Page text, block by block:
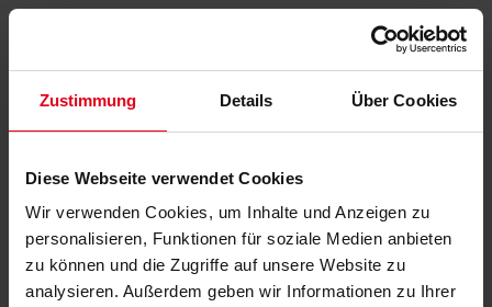
Zustimmung Details Über Cookies
Diese Webseite verwendet Cookies
Wir verwenden Cookies, um Inhalte und Anzeigen zu
personalisieren, Funktionen für soziale Medien anbieten
zu können und die Zugriffe auf unsere Website zu
analysieren. Außerdem geben wir Informationen zu Ihrer